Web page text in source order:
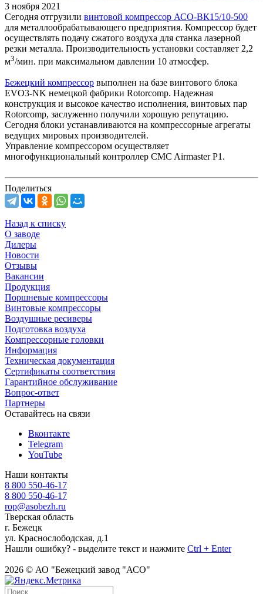
3 ноября 2021
Сегодня отгрузили винтовой компрессор АСО-ВК15/10-500
для металлообрабатывающего предприятия. Компрессор будет
осуществлять подачу сжатого воздуха для станка лазерной
резки металла. Производительность установки составляет 2,2
м3/мин. при максимальном давлении 10 атмосфер.
Бежецкий компрессор выполнен на базе винтового блока
EVO3-NK немецкой фабрики Rotorcomp. Надежная
конструкция и высокое качество исполнения, винтовых пар
Rotorcomp, заслуженно получили хорошую репутацию.
Сегодня блоки устанавливаются на компрессорные агрегаты
ведущих мировых производителей.
Управление компрессором осуществляет
многофункциональный контроллер CMC Airmaster P1.
Поделиться
Назад к списку
О заводе
Дилеры
Новости
Отзывы
Вакансии
Продукция
Поршневые компрессоры
Винтовые компрессоры
Воздушные ресиверы
Подготовка воздуха
Компрессорные головки
Информация
Техническая документация
Сертификаты соответствия
Гарантийное обслуживание
Вопрос-ответ
Партнеры
Оставайтесь на связи
Вконтакте
Telegram
YouTube
Наши контакты
8 800 550-46-17
8 800 550-46-17
rop@asobezh.ru
Тверская область
г. Бежецк
ул. Краснослободская, д.1
Нашли ошибку? - выделите текст и нажмите Ctrl + Enter
2026 © АО "Бежецкий завод "АСО"